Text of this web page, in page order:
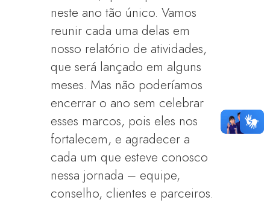
neste ano tão único. Vamos
reunir cada uma delas em
nosso relatório de atividades,
que será lançado em alguns
meses. Mas não poderíamos
encerrar o ano sem celebrar
esses marcos, pois eles nos
fortalecem, e agradecer a
cada um que esteve conosco
nessa jornada – equipe,
conselho, clientes e parceiros.